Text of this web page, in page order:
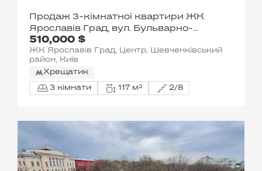
510,000 $
Продаж 3-кімнатної квартири ЖК
Ярославів Град, вул. Бульварно-
Кудрявська
ЖК Ярославів Град, Центр, Шевченківський
район, Київ
Хрещатик
3 кімнати 117 м² 2/8